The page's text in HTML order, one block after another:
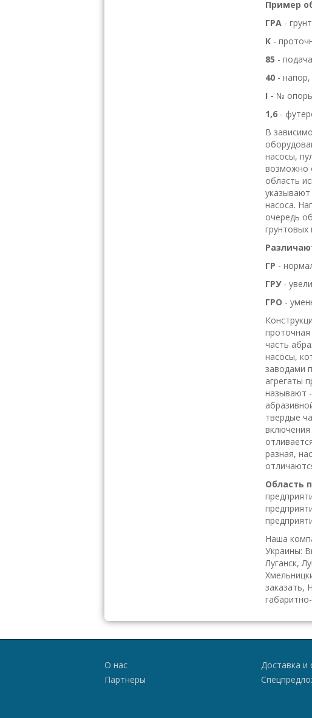
Пример
ГРА -
К -
85 -
40 -
І - №
1,6 -
В
насосы,
возможно
область
насоса.
очередь
грунтовых
ГР -
ГРУ-
ГРО -
часть
насосы,
заводами
агрегаты
называют
твердые
разная,
Область
Наша
Украины:
Луганск,
заказать,
О нас
Партнеры
Доставка и